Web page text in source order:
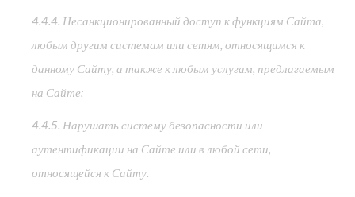
4.4.4. Несанкционированный доступ к функциям Сайта,
любым другим системам или сетям, относящимся к
данному Сайту, а также к любым услугам, предлагаемым
на Сайте;
4.4.5. Нарушать систему безопасности или
аутентификации на Сайте или в любой сети,
относящейся к Сайту.